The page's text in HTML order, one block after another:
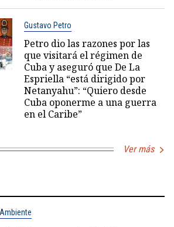
Gustavo Petro
Petro dio las razones por las
que visitará el régimen de
Cuba y aseguró que De La
Espriella “está dirigido por
Netanyahu”: “Quiero desde
Cuba oponerme a una guerra
en el Caribe”
Ver más